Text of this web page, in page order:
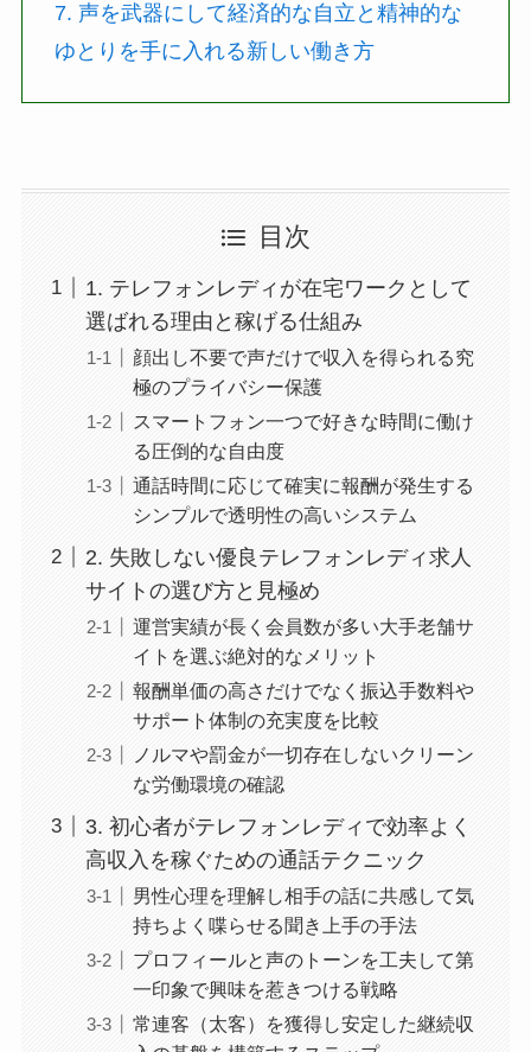
7. 声を武器にして経済的な自立と精神的な
ゆとりを手に入れる新しい働き方
目次
1. テレフォンレディが在宅ワークとして
選ばれる理由と稼げる仕組み
顔出し不要で声だけで収入を得られる究
極のプライバシー保護
スマートフォン一つで好きな時間に働け
る圧倒的な自由度
通話時間に応じて確実に報酬が発生する
シンプルで透明性の高いシステム
2. 失敗しない優良テレフォンレディ求人
サイトの選び方と見極め
運営実績が長く会員数が多い大手老舗サ
イトを選ぶ絶対的なメリット
報酬単価の高さだけでなく振込手数料や
サポート体制の充実度を比較
ノルマや罰金が一切存在しないクリーン
な労働環境の確認
3. 初心者がテレフォンレディで効率よく
高収入を稼ぐための通話テクニック
男性心理を理解し相手の話に共感して気
持ちよく喋らせる聞き上手の手法
プロフィールと声のトーンを工夫して第
一印象で興味を惹きつける戦略
常連客（太客）を獲得し安定した継続収